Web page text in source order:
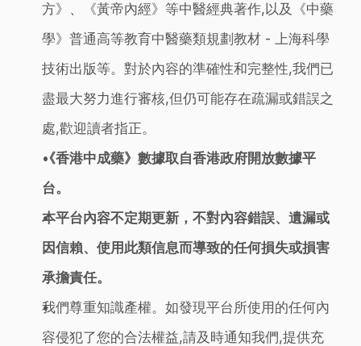
方》、《黃帝內經》等中醫經典著作,以及《中藥
學》普通高等教育中醫藥類規劃教材 - 上海科學
技術出版等。對於內容的準確性和完整性,我們已
盡最大努力進行審核,但仍可能存在疏漏或錯誤之
處,歡迎讀者指正。
《香港中成藥》數據取自香港政府開放數據平
台。
本平台內容不定期更新，不對內容錯誤、遺漏或
因信賴、使用此類信息而導致的任何損失或損害
承擔責任。
我們尊重知識產權。如發現平台所使用的任何內
容侵犯了您的合法權益,請及時通知我們,提供充